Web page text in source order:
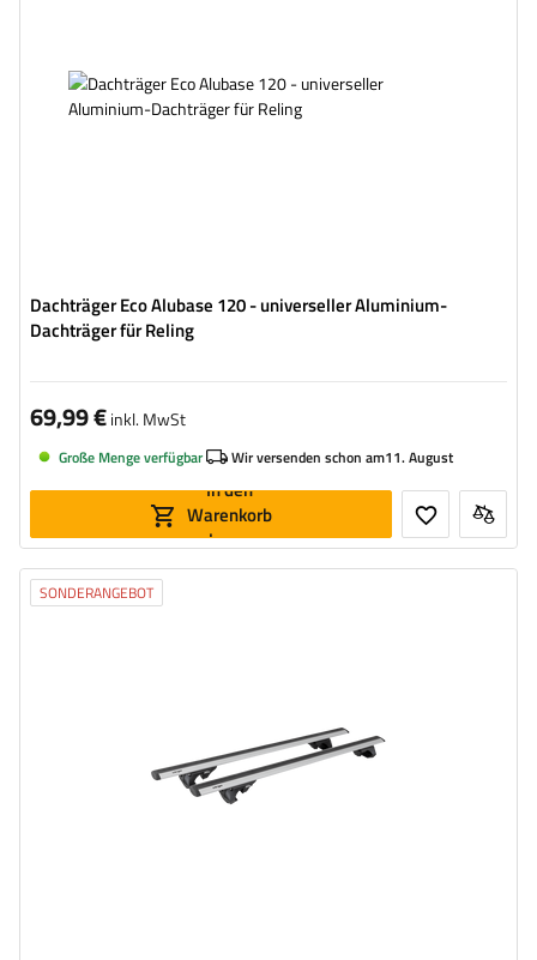
Dachträger Eco Alubase 120 - universeller Aluminium-
Dachträger für Reling
69,99 €inkl. MwSt
Große Menge verfügbar Wir versenden schon am11. August
In den
Warenkorb
legen
SONDERANGEBOT